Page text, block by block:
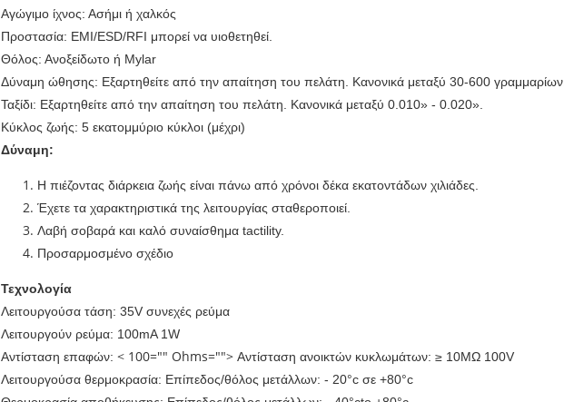
Αγώγιμο ίχνος: Ασήμι ή χαλκός
Προστασία: EMI/ESD/RFI μπορεί να υιοθετηθεί.
Θόλος: Ανοξείδωτο ή Mylar
Δύναμη ώθησης: Εξαρτηθείτε από την απαίτηση του πελάτη. Κανονικά μεταξύ 30-600 γραμμαρίων.
Ταξίδι: Εξαρτηθείτε από την απαίτηση του πελάτη. Κανονικά μεταξύ 0.010» - 0.020».
Κύκλος ζωής: 5 εκατομμύριο κύκλοι (μέχρι)
Δύναμη:
Η πιέζοντας διάρκεια ζωής είναι πάνω από χρόνοι δέκα εκατοντάδων χιλιάδες.
Έχετε τα χαρακτηριστικά της λειτουργίας σταθεροποιεί.
Λαβή σοβαρά και καλό συναίσθημα tactility.
Προσαρμοσμένο σχέδιο
Τεχνολογία
Λειτουργούσα τάση: 35V συνεχές ρεύμα
Λειτουργούν ρεύμα: 100mA 1W
Αντίσταση επαφών: < 100="" Ohms=""> Αντίσταση ανοικτών κυκλωμάτων: ≥ 10MΩ 100V
Λειτουργούσα θερμοκρασία: Επίπεδος/θόλος μετάλλων: - 20°c σε +80°c